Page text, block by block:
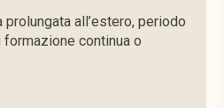
prolungata all’estero, periodo
continua o